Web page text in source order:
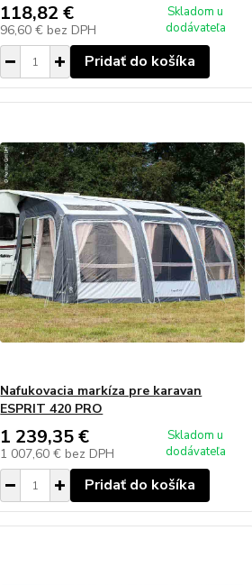
118,82 €
96,60 € bez DPH
Skladom u
dodávateľa
Pridať do košíka
Nafukovacia markíza pre karavan
ESPRIT 420 PRO
1 239,35 €
1 007,60 € bez DPH
Skladom u
dodávateľa
Pridať do košíka